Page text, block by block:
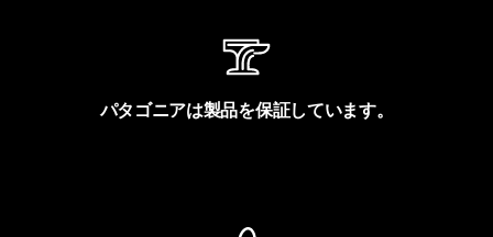
パタゴニアは製品を保証しています。